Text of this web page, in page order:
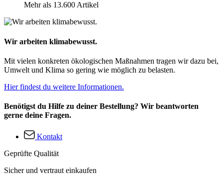
Mehr als 13.600 Artikel
Wir arbeiten klimabewusst.
Mit vielen konkreten ökologischen Maßnahmen tragen wir dazu bei,
Umwelt und Klima so gering wie möglich zu belasten.
Hier findest du weitere Informationen.
Benötigst du Hilfe zu deiner Bestellung? Wir beantworten
gerne deine Fragen.
Kontakt
Geprüfte Qualität
Sicher und vertraut einkaufen